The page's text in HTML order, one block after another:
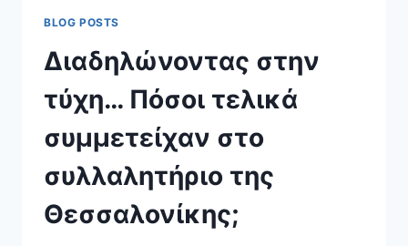
ΤΟΝ
ΆΝΘΡΩΠΟ
ΣΉΜΕΡΑ
…
ΕΥΤΥΧΏΣ
ΕΊΜΑΣΤΕ
ΜΈΛΗ
ΤΗΣ!
BLOG POSTS
Διαδηλώνοντας στην
τύχη… Πόσοι τελικά
συμμετείχαν στο
συλλαλητήριο της
Θεσσαλονίκης;